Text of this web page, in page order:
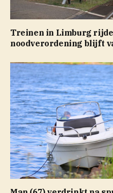
Treinen in Limburg
noodverordening blijft